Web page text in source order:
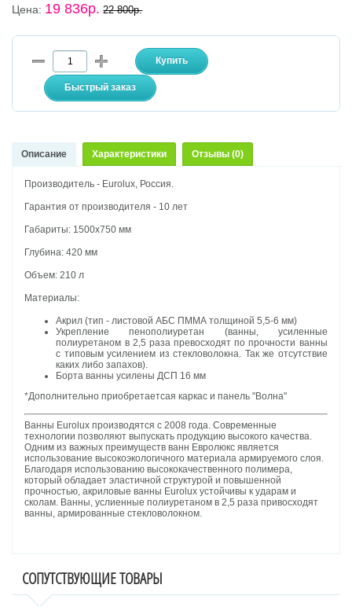
Цена: 19 836р. 22 800р.
Описание Характеристики Отзывы (0)
Производитель - Eurolux, Россия.
Гарантия от производителя - 10 лет
Габариты: 1500х750 мм
Глубина: 420 мм
Объем: 210 л
Материалы:
Акрил (тип - листовой АБС ПММА толщиной 5,5-6 мм)
Укрепление пенополиуретан (ванны, усиленные
полиуретаном в 2,5 раза превосходят по прочности ванны
с типовым усилением из стекловолокна. Так же отсутствие
каких либо запахов).
Борта ванны усилены ДСП 16 мм
*Дополнительно приобретаетсая каркас и панель "Волна"
Ванны Eurolux производятся с 2008 года. Современные
технологии позволяют выпускать продукцию высокого качества.
Одним из важных преимуществ ванн Евролюкс является
использование высокоэкологичного материала армируемого слоя.
Благодаря использованию высококачественного полимера,
который обладает эластичной структурой и повышенной
прочностью, акриловые ванны Eurolux устойчивы к ударам и
сколам. Ванны, услиенные полиуретаном в 2,5 раза привосходят
ванны, армированные стекловолокном.
СОПУТСТВУЮЩИЕ ТОВАРЫ